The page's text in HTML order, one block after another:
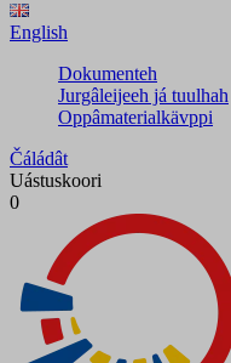
English
Dokumenteh
Jurgâleijeeh já tuulhah
Oppâmaterialkävppi
Čáládât
Uástuskoori
0